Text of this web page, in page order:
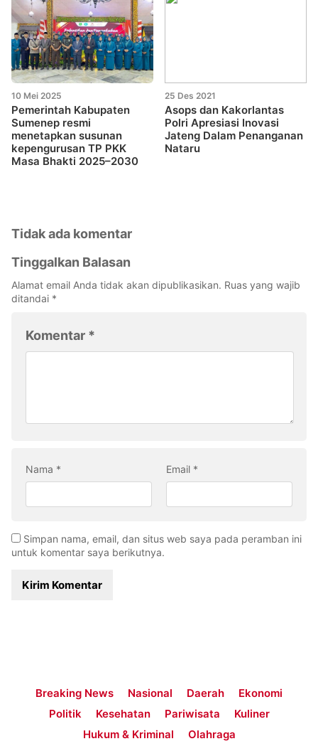
10 Mei 2025
Pemerintah Kabupaten
Sumenep resmi
menetapkan susunan
kepengurusan TP PKK
Masa Bhakti 2025–2030
25 Des 2021
Asops dan Kakorlantas
Polri Apresiasi Inovasi
Jateng Dalam Penanganan
Nataru
Tidak ada komentar
Tinggalkan Balasan
Alamat email Anda tidak akan dipublikasikan. Ruas yang wajib
ditandai *
Komentar *
Nama * Email *
Simpan nama, email, dan situs web saya pada peramban ini
untuk komentar saya berikutnya.
Breaking News Nasional Daerah
Ekonomi
Politik
Kesehatan Pariwisata
Kuliner
Hukum & Kriminal
Olahraga